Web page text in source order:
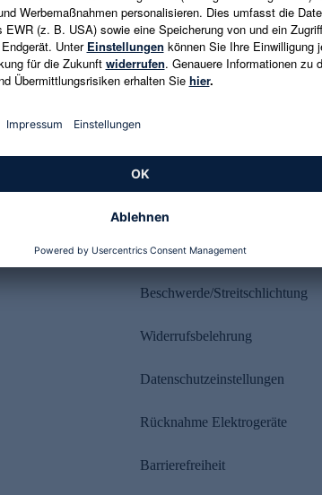
ist jederzeit in
Es gelten die Datenschutzrichtlinien
Rechtliches
Beschwerde/Streitschlichtung
Widerrufsbelehrung
Datenschutzeinstellungen
Rücknahme Elektrogeräte
Barrierefreiheit